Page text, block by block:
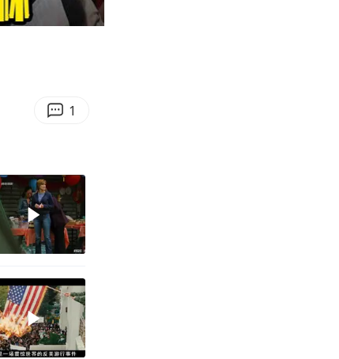
03:55
Enter
1